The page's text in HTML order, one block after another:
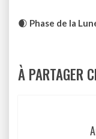
🌒 Phase de la
À PARTAGER